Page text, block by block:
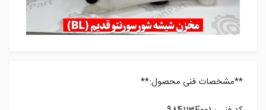
**مشخصات فنی محصول:**